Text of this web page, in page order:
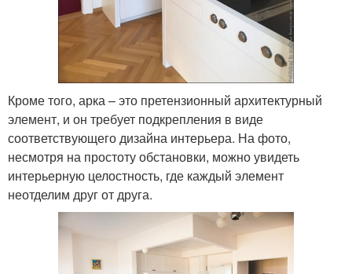
Кроме того, арка – это претензионный архитектурный
элемент, и он требует подкрепления в виде
соответствующего дизайна интерьера. На фото,
несмотря на простоту обстановки, можно увидеть
интерьерную целостность, где каждый элемент
неотделим друг от друга.